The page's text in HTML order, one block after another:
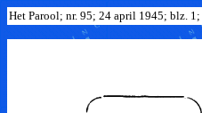
Het Parool; nr. 95; 24 april 1945; blz. 1;